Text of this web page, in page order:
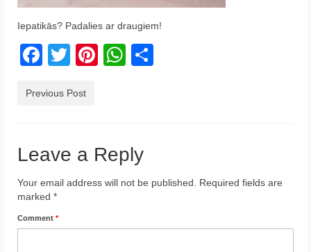
Grieķija
Francija
Austrija
Ukraina
Latvija
Iepatikās? Padalies ar draugiem!
Facebook
TwitterPinterest
WhatsApp
Previous Post
Leave a Reply
Your email address will not be published.
Required fields are
marked *
Comment *